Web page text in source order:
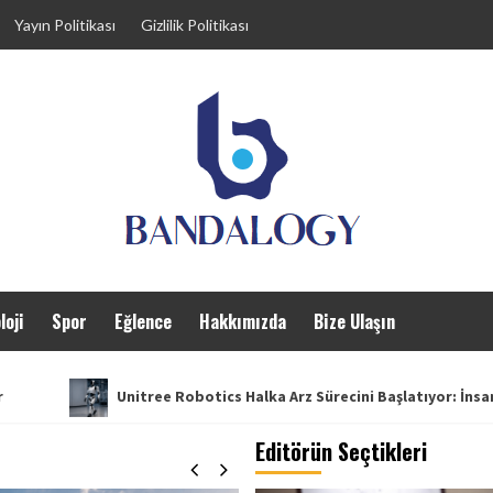
Yayın Politikası Gizlilik Politikası
Spor Eğlence Hakkımızda Bize Ulaşın
Unitree Robotics Halka Arz Sürecini Başlatıyor: İnsansı Robot
Editörün Seçtikleri